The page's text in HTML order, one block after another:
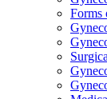
Forms